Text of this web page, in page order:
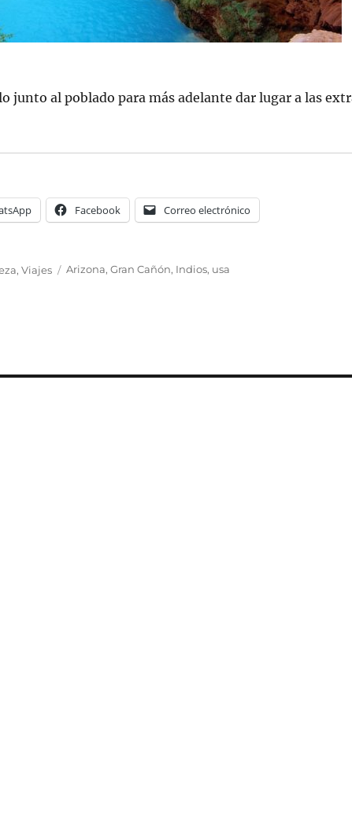
junto al poblado para más adelante dar lugar a las
Facebook Correo electrónico
,Viajes
Etiquetas
Arizona,Gran Cañón, Indios, usa